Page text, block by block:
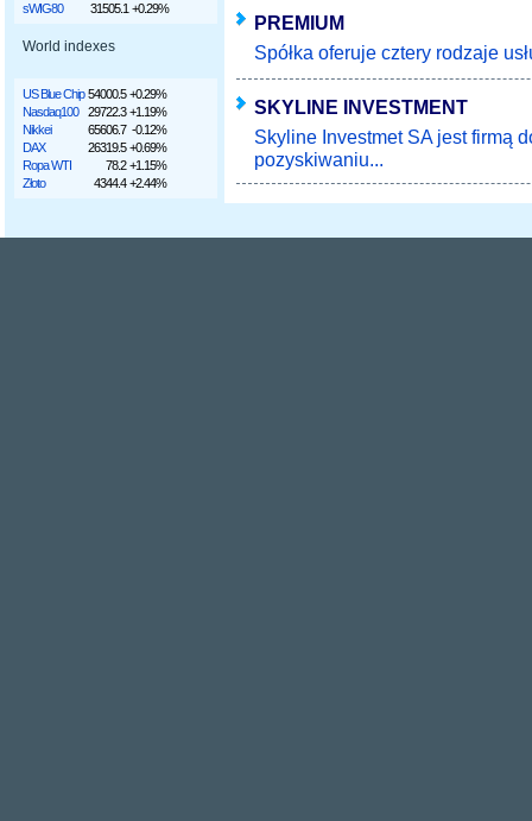
sWIG80
31505.1 +0.29%
World indexes
US Blue Chip 54000.5 +0.29%
Nasdaq100
29722.3 +1.19%
Nikkei
65606.7 -0.12%
DAX
26319.5 +0.69%
Ropa WTI
78.2 +1.15%
Złoto
4344.4 +2.44%
PREMIUM
Spółka oferuje cztery rodzaje
SKYLINE INVESTMENT
Skyline Investmet SA jest firmą
pozyskiwaniu...